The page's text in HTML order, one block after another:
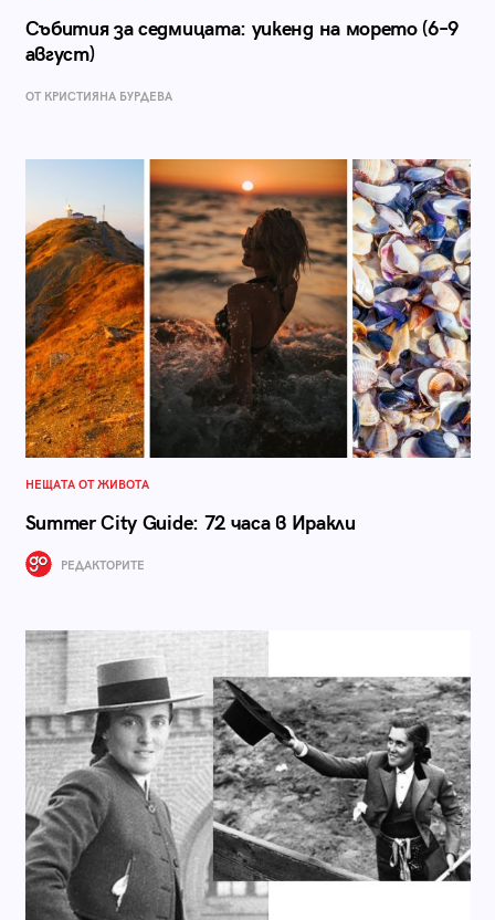
Събития за седмицата: уикенд на морето (6–9
август)
ОТ КРИСТИЯНА БУРДЕВА
НЕЩАТА ОТ ЖИВОТА
Summer City Guide: 72 часа в Иракли
РЕДАКТОРИТЕ